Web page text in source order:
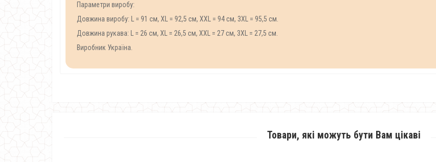
Параметри виробу:
Довжина виробу: = 91 см, XL = 92,5 см, XXL = 94см, 3XL = 95,5 см
Довжина рукава: = 26 см, XL = 26,5 см, XXL = 27см, 3ХL = 27,5 см
Виробник Україна.
Товари, які можуть бути Вам цікаві